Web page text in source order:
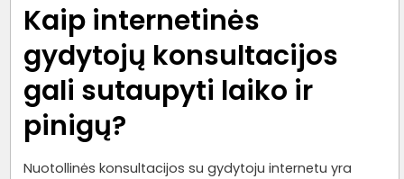
Kaip internetinės
gydytojų konsultacijos
gali sutaupyti laiko ir
pinigų?
Nuotollinės konsultacijos su gydytoju internetu yra